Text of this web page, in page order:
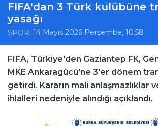
FIFA'dan 3 Türk kulübüne
yasağı
SPOR, 14 Mayıs 2026 Perşembe, 10:58
FIFA, Türkiye'den Gaziantep FK,
MKE Ankaragücü'ne 3'er dönem
getirdi. Kararın mali anlaşmazlıklar
ihlalleri nedeniyle alındığı açıklandı.